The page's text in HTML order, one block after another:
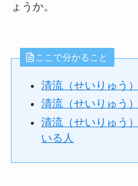
ょうか。
ここで分かること
清流（せいりゅう
清流（せいりゅう
清流（せいりゅう
いる人